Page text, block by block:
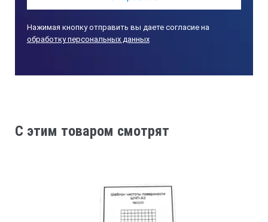
Нажимая кнопку отправить вы даете согласие на
обработку персональных данных
C этим товаром смотрят